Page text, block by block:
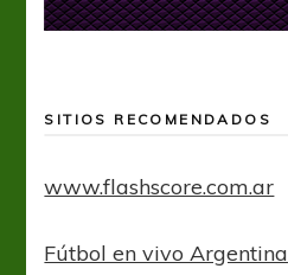
SITIOS RECOMENDADOS
www.flashscore.com.ar
Fútbol en vivo Argentina